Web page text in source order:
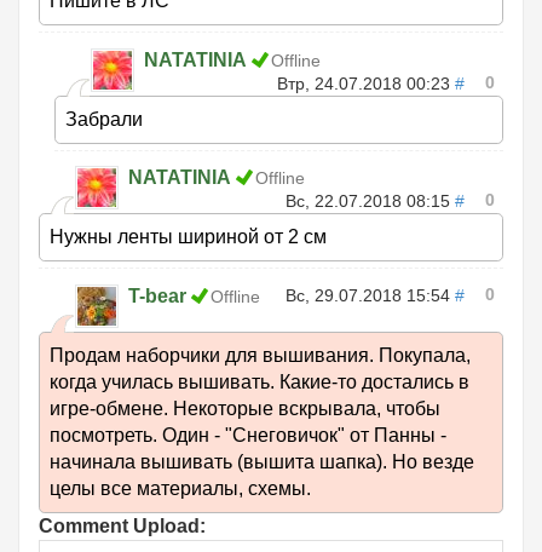
NATATINIA
Offline
Втр, 24.07.2018 00:23 # 0
Забрали
NATATINIA
Offline
Вс, 22.07.2018 08:15 # 0
Нужны ленты шириной от 2 см
T-bear Offline Вс, 29.07.2018 15:54 # 0
Продам наборчики для вышивания. Покупала,
когда училась вышивать. Какие-то достались в
игре-обмене. Некоторые вскрывала, чтобы
посмотреть. Один - "Снеговичок" от Панны -
начинала вышивать (вышита шапка). Но везде
целы все материалы, схемы.
Comment Upload: